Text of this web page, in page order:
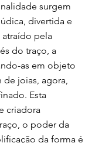
surgem
divertida e
atraído pela
do traço, a
as em objeto
joias, agora,
Esta
criadora
o poder da
da forma é